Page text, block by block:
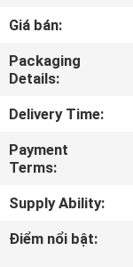
THAM
QUAN
MÁY
SOÁT
CHẤT
Giá bán:
Packaging
Details:
Delivery Time:
Payment
Terms:
Supply Ability:
Điểm nổi bật: